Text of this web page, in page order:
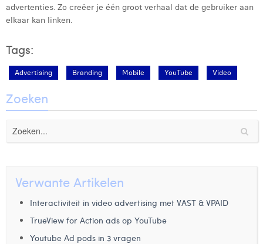
advertenties. Zo creëer je één groot verhaal dat de gebruiker aan
elkaar kan linken.
Tags:
Advertising Branding Mobile YouTube Video
Zoeken
Verwante Artikelen
Interactiviteit in video advertising met VAST & VPAID
TrueView for Action ads op YouTube
Youtube Ad pods in 3 vragen